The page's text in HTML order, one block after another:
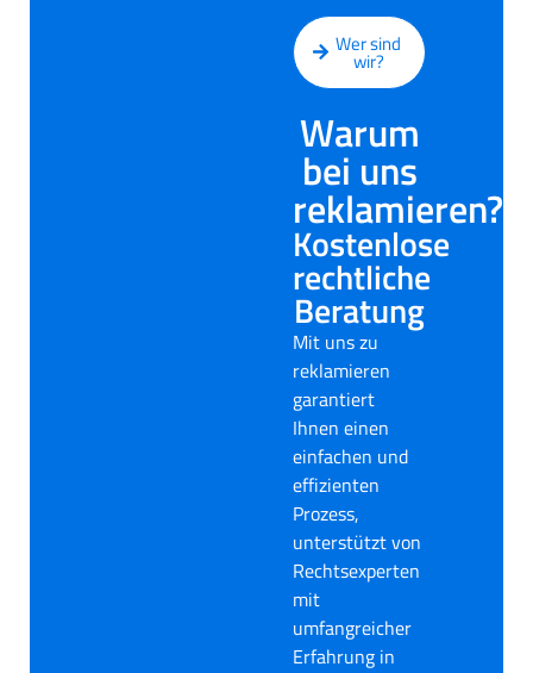
Wer sind
wir?
Warum
bei uns
reklamieren?
Kostenlose
rechtliche
Beratung
Mit uns zu
reklamieren
garantiert
Ihnen einen
einfachen und
effizienten
Prozess,
unterstützt von
Rechtsexperten
mit
umfangreicher
Erfahrung in